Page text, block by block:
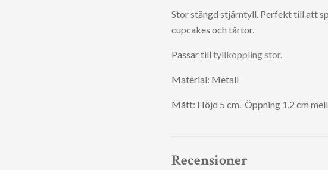
Stor stängd stjärntyll. Perfekt till att
cupcakes och tårtor.
Passar till tyllkoppling stor.
Material: Metall
Mått: Höjd 5 cm. Öppning 1,2 cm
Recensioner